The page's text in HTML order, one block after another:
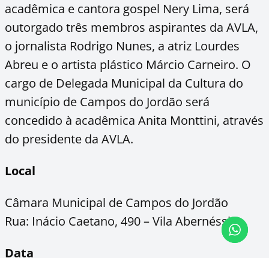
acadêmica e cantora gospel Nery Lima, será
outorgado três membros aspirantes da AVLA,
o jornalista Rodrigo Nunes, a atriz Lourdes
Abreu e o artista plástico Márcio Carneiro. O
cargo de Delegada Municipal da Cultura do
município de Campos do Jordão será
concedido à acadêmica Anita Monttini, através
do presidente da AVLA.
Local
Câmara Municipal de Campos do Jordão
Rua: Inácio Caetano, 490 – Vila Abernéssia
Data